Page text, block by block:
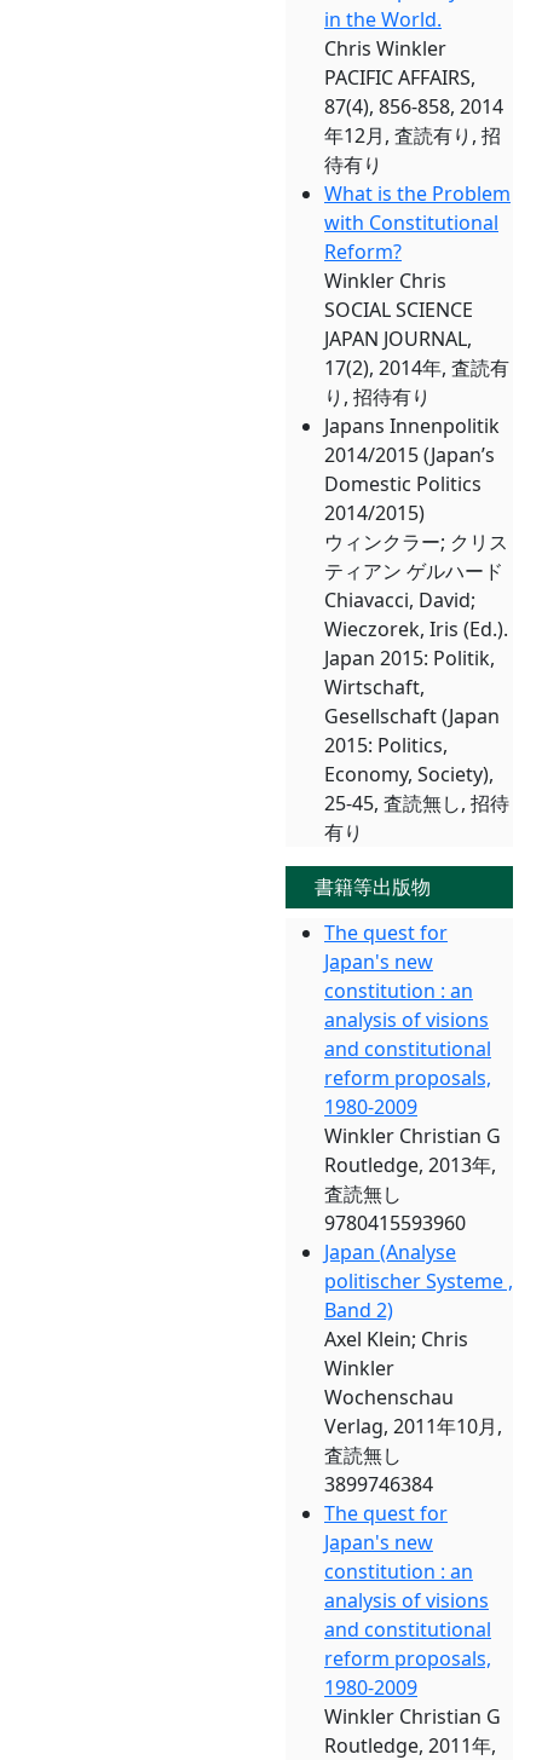
in the World.
Chris Winkler
PACIFIC AFFAIRS,
87(4), 856-858, 2014
年12月, 査読有り, 招
待有り
What is the Problem
with Constitutional
Reform?
Winkler Chris
SOCIAL SCIENCE
JAPAN JOURNAL,
17(2), 2014年, 査読有
り, 招待有り
Japans Innenpolitik
2014/2015 (Japan’s
Domestic Politics
2014/2015)
ウィンクラー; クリス
ティアン ゲルハード
Chiavacci, David;
Wieczorek, Iris (Ed.).
Japan 2015: Politik,
Wirtschaft,
Gesellschaft (Japan
2015: Politics,
Economy, Society),
25-45, 査読無し, 招待
有り
書籍等出版物
The quest for
Japan's new
constitution : an
analysis of visions
and constitutional
reform proposals,
1980-2009
Winkler Christian G
Routledge, 2013年,
査読無し
9780415593960
Japan (Analyse
politischer Systeme ,
Band 2)
Axel Klein; Chris
Winkler
Wochenschau
Verlag, 2011年10月,
査読無し
3899746384
The quest for
Japan's new
constitution : an
analysis of visions
and constitutional
reform proposals,
1980-2009
Winkler Christian G
Routledge, 2011年,